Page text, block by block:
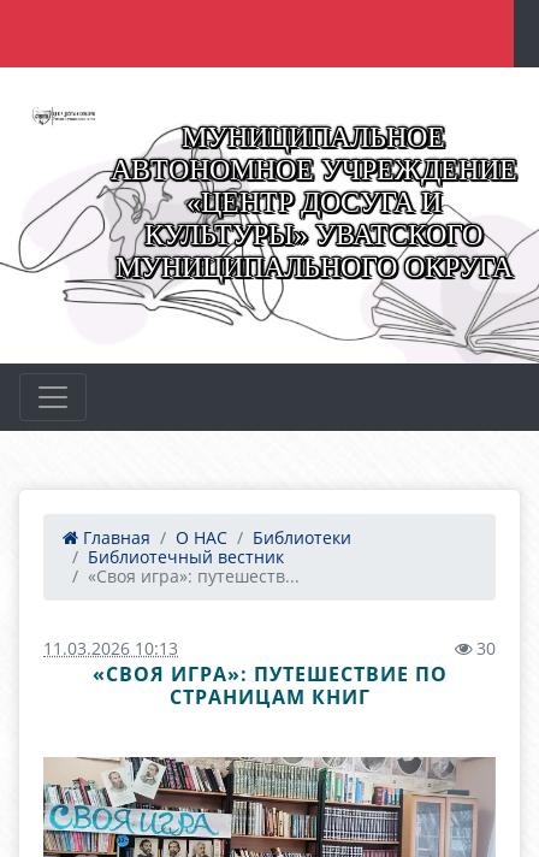
МУНИЦИПАЛЬНОЕ
АВТОНОМНОЕ УЧРЕЖДЕНИЕ
«ЦЕНТР ДОСУГА И
КУЛЬТУРЫ» УВАТСКОГО
МУНИЦИПАЛЬНОГО ОКРУГА
Главная О НАС
Библиотеки
Библиотечный вестник
«Своя игра»: путешеств...
11.03.2026 10:13 30
«СВОЯ ИГРА»: ПУТЕШЕСТВИЕ ПО
СТРАНИЦАМ КНИГ